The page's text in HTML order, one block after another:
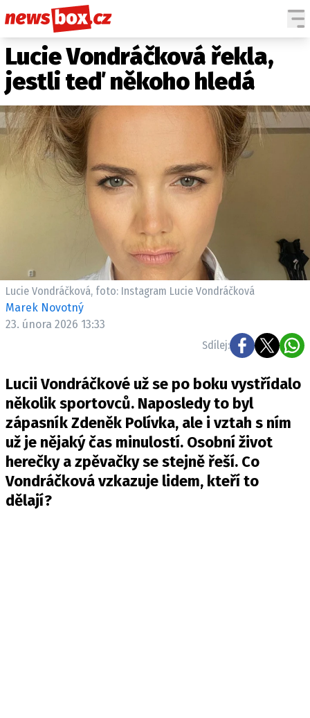
DOMÁCÍ
ZAHRANIČÍ
POČASÍ
KRIMI
EKONOMIKA
KULTURA
SPOLEČNOST
ČESKÉ CELEBRITY
SVĚTOVÉ CELEBRITY
SLEDUJTE NÁS NA|
Máte příběh, fotku nebo video?
Pošlete e-mail na newsbox.cz
REDAKCE
KONTAKT
VYDAVATEL
INZERCE
OSOBNÍ ÚDAJE / COOKIES
VOLNÁ MÍSTA
Lucie Vondráčková řekla,
jestli teď někoho hledá
Lucie Vondráčková, foto: Instagram Lucie Vondráčková
Marek Novotný
23. února 2026 13:33
Sdílej:
Lucii Vondráčkové už se po boku vystřídalo
několik sportovců. Naposledy to byl
zápasník Zdeněk Polívka, ale i vztah s ním
už je nějaký čas minulostí. Osobní život
herečky a zpěvačky se stejně řeší. Co
Vondráčková vzkazuje lidem, kteří to
dělají?